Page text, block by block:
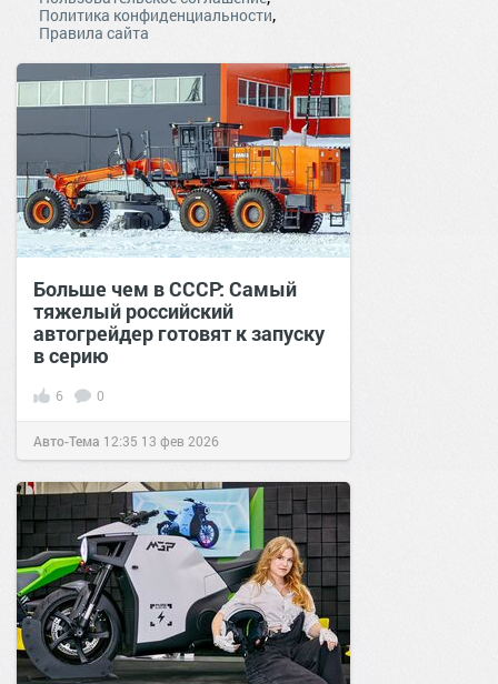
Политика конфиденциальности,
Правила сайта
Больше чем в СССР: Самый
тяжелый российский
автогрейдер готовят к запуску
в серию
6 0
Авто-Тема 12:35 13 фев 2026